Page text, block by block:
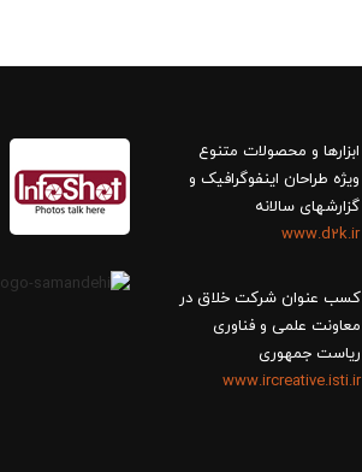
ابزارها و محصولات متنوع
ویژه طراحان اینفوگرافیک و
گزارش‎های سالانه
www.d2k.ir
کسب عنوان شرکت خلاق در
معاونت علمی و فناوری
ریاست جمهوری
www.ircreative.isti.ir